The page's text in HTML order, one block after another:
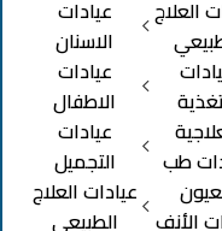
العلاج
طب
الأنف
عيادات
الاسنان
عيادات
الاطفال
عيادات
التجميل
عيادات العلاج
الطبيعي